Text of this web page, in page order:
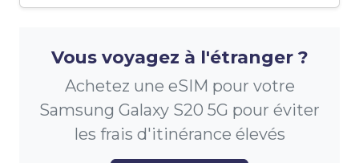
Vous voyagez à l'étranger ?
Achetez une eSIM pour votre
Samsung Galaxy S20 5G pour éviter
les frais d'itinérance élevés